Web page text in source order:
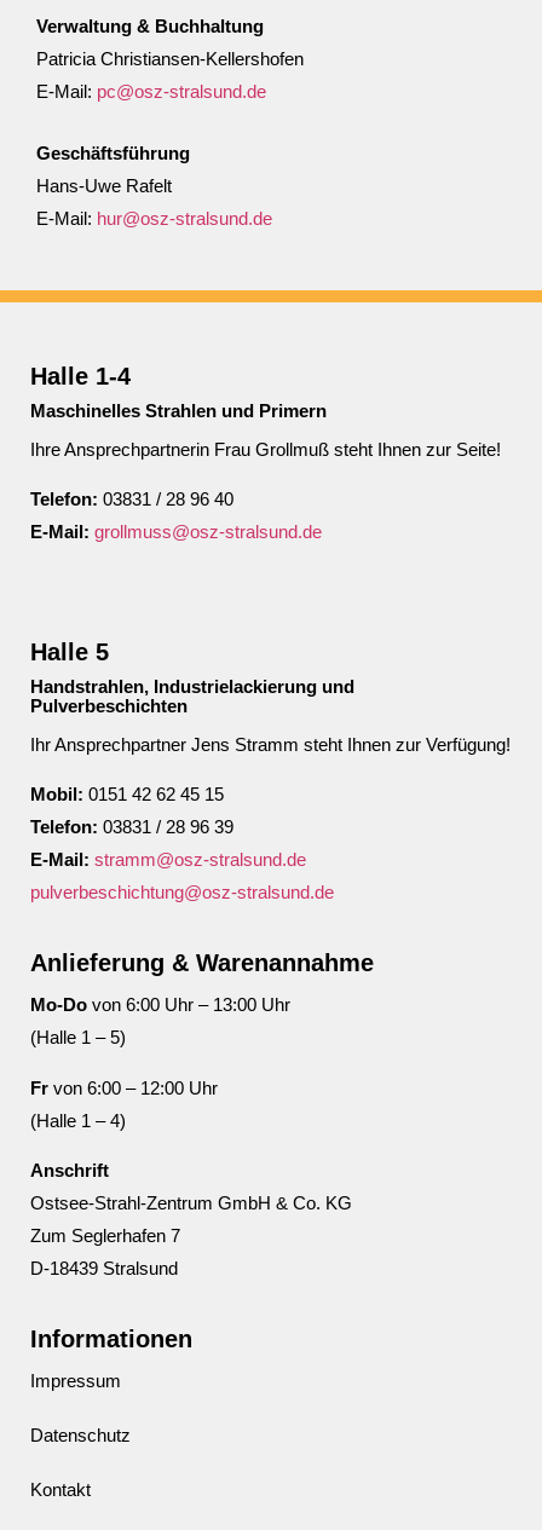
Verwaltung & Buchhaltung
Patricia Christiansen-Kellershofen
E-Mail: pc@osz-stralsund.de
Geschäftsführung
Hans-Uwe Rafelt
E-Mail: hur@osz-stralsund.de
Halle 1-4
Maschinelles Strahlen und Primern
Ihre Ansprechpartnerin Frau Grollmuß steht Ihnen zur Seite!
Telefon: 03831 / 28 96 40
E-Mail: grollmuss@osz-stralsund.de
Halle 5
Handstrahlen, Industrielackierung und
Pulverbeschichten
Ihr Ansprechpartner Jens Stramm steht Ihnen zur Verfügung!
Mobil: 0151 42 62 45 15
Telefon: 03831 / 28 96 39
E-Mail: stramm@osz-stralsund.de
pulverbeschichtung@osz-stralsund.de
Anlieferung & Warenannahme
Mo-Do von 6:00 Uhr – 13:00 Uhr
(Halle 1 – 5)
Fr von 6:00 – 12:00 Uhr
(Halle 1 – 4)
Anschrift
Ostsee-Strahl-Zentrum GmbH & Co. KG
Zum Seglerhafen 7
D-18439 Stralsund
Informationen
Impressum
Datenschutz
Kontakt